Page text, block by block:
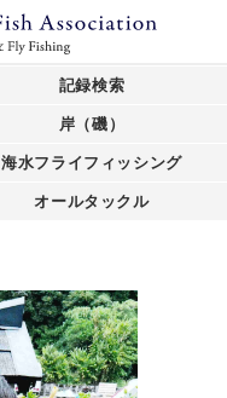
記録検索
岸（磯）
海水フライフィッシング
オールタックル